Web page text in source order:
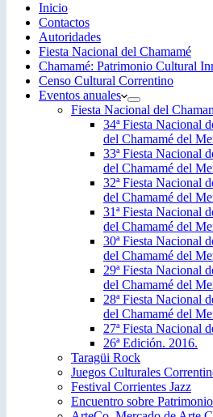
Inicio
Contactos
Autoridades
Fiesta Nacional del Chamamé
Chamamé: Patrimonio Cultural
Censo Cultural Correntino
Eventos anuales
Fiesta Nacional del
34ª Fiesta Nacional
del Chamamé del
33ª Fiesta Nacional
del Chamamé del
32ª Fiesta Nacional
del Chamamé del
31ª Fiesta Nacional
del Chamamé del
30ª Fiesta Nacional
del Chamamé del
29ª Fiesta Nacional
del Chamamé del
28ª Fiesta Nacional
del Chamamé del
27ª Fiesta Nacional
26ª Edición. 2016.
Taragüi Rock
Juegos Culturales
Festival Corrientes Jazz
Encuentro sobre